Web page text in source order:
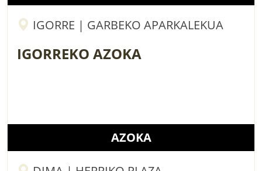
IGORRE | GARBEKO APARKALEKUA
IGORREKO AZOKA
AZOKA